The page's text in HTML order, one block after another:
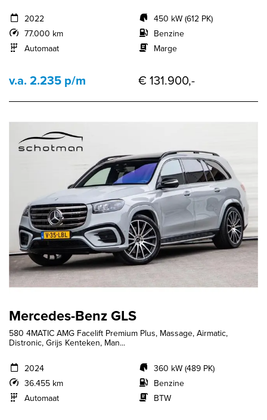
2022
77.000 km
Automaat
450 kW (612 PK)
Benzine
Marge
v.a. 2.235 p/m € 131.900,-
Mercedes-Benz GLS
580 4MATIC AMG Facelift Premium Plus, Massage, Airmatic,
Distronic, Grijs Kenteken, Man...
2024
36.455 km
Automaat
360 kW (489 PK)
Benzine
BTW